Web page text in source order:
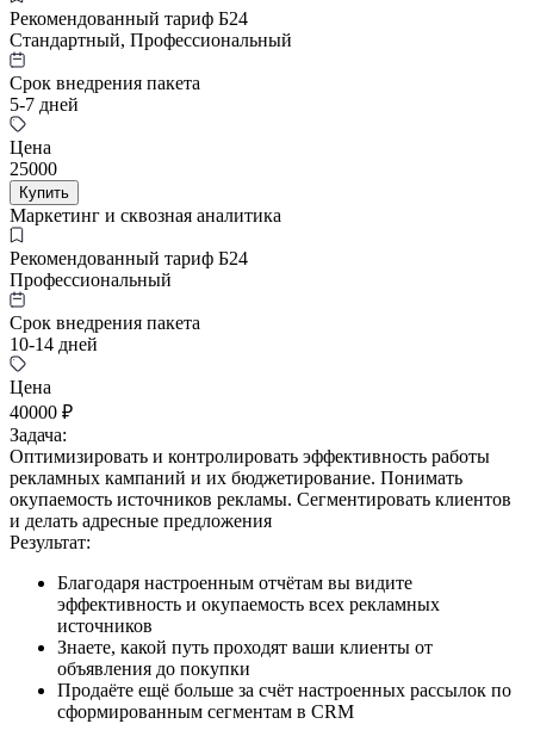
Рекомендованный тариф Б24
Стандартный, Профессиональный
Срок внедрения пакета
5-7 дней
Цена
25000
Купить
Маркетинг и сквозная аналитика
Рекомендованный тариф Б24
Профессиональный
Срок внедрения пакета
10-14 дней
Цена
40000 ₽
Задача:
Оптимизировать и контролировать эффективность работы
рекламных кампаний и их бюджетирование. Понимать
окупаемость источников рекламы. Сегментировать клиентов
и делать адресные предложения
Результат:
Благодаря настроенным отчётам вы видите
эффективность и окупаемость всех рекламных
источников
Знаете, какой путь проходят ваши клиенты от
объявления до покупки
Продаёте ещё больше за счёт настроенных рассылок по
сформированным сегментам в CRM